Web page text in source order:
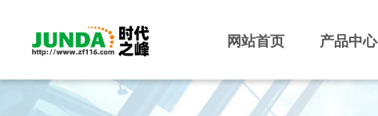
网站首页 产品中心